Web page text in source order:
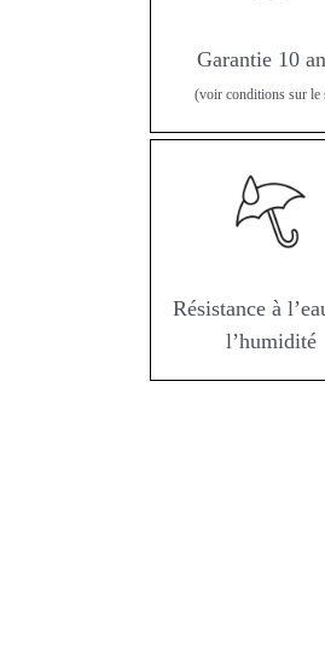
Garantie 10
(voir conditions sur le
Résistance à
l’humidité